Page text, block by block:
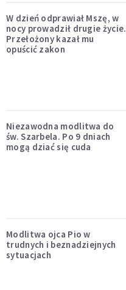
W dzień odprawiał Mszę, w
nocy prowadził drugie życie.
Przełożony kazał mu
opuścić zakon
Niezawodna modlitwa do
św. Szarbela. Po 9 dniach
mogą dziać się cuda
Modlitwa ojca Pio w
trudnych i beznadziejnych
sytuacjach